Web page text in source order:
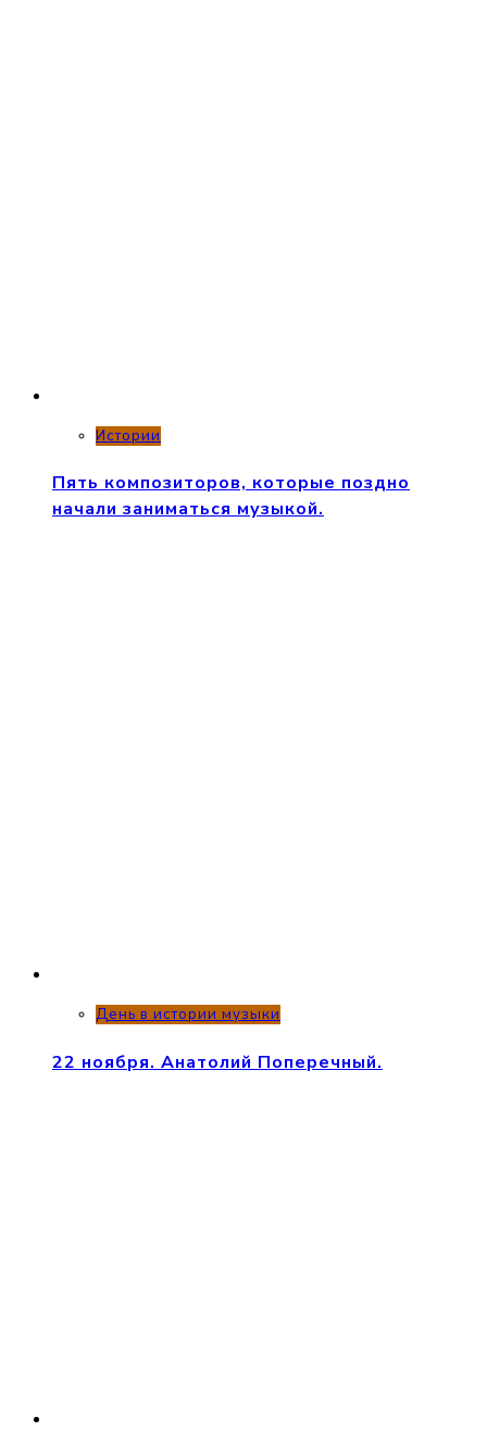
Истории
Пять композиторов, которые поздно
начали заниматься музыкой.
День в истории музыки
22 ноября. Анатолий Поперечный.